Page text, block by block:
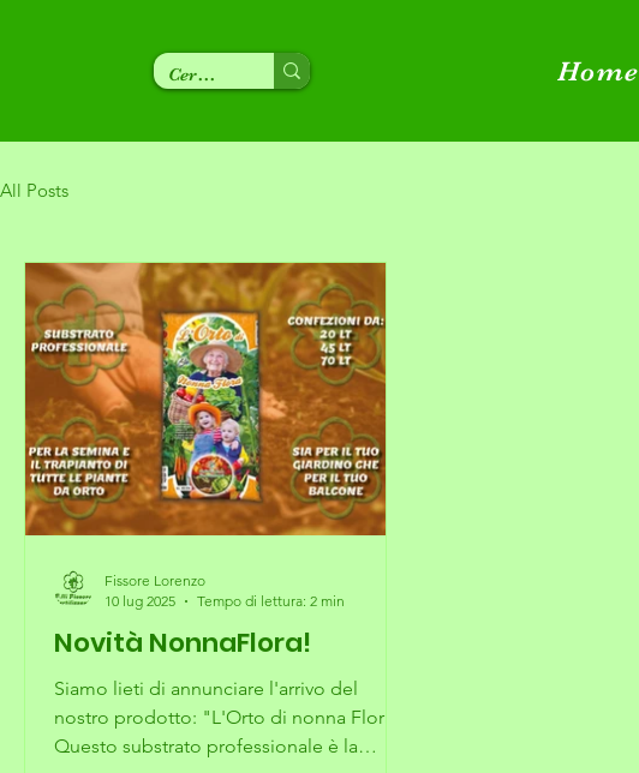
Home
All Posts
Novità NonnaFlora!
Siamo lieti di annunciare l'arrivo del
nostro prodotto: "L'Orto di nonna Flora".
Questo substrato professionale è la
Fissore Lorenzo
10 lug 2025
Tempo di lettura: 2 min